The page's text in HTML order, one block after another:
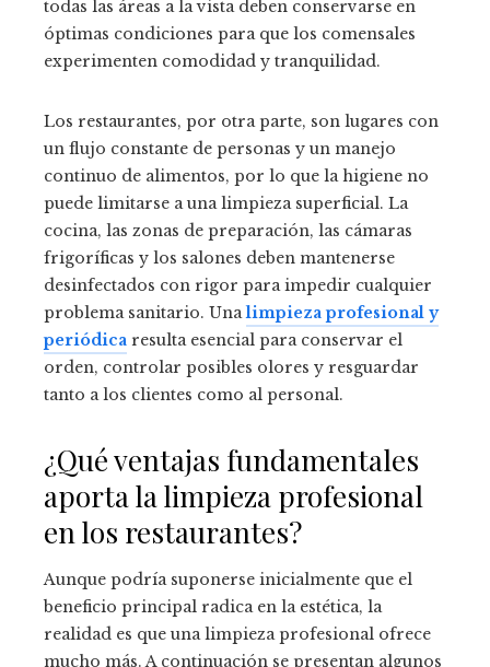
todas las áreas a la vista deben conservarse en
óptimas condiciones para que los comensales
experimenten comodidad y tranquilidad.
Los restaurantes, por otra parte, son lugares con
un flujo constante de personas y un manejo
continuo de alimentos, por lo que la higiene no
puede limitarse a una limpieza superficial. La
cocina, las zonas de preparación, las cámaras
frigoríficas y los salones deben mantenerse
desinfectados con rigor para impedir cualquier
problema sanitario. Unalimpieza profesional y
periódica resulta esencial para conservar el
orden, controlar posibles olores y resguardar
tanto a los clientes como al personal.
¿Qué ventajas fundamentales
aporta la limpieza profesional
en los restaurantes?
Aunque podría suponerse inicialmente que el
beneficio principal radica en la estética, la
realidad es que una limpieza profesional ofrece
mucho más. A continuación se presentan algunos